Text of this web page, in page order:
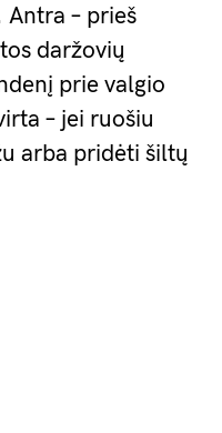
– prieš
daržovių
prie valgio
– jei ruošiu
arba pridėti šiltų